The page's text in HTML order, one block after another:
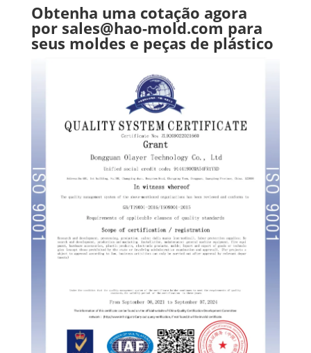
Obtenha uma cotação agora
por sales@hao-mold.com para
seus moldes e peças de plástico